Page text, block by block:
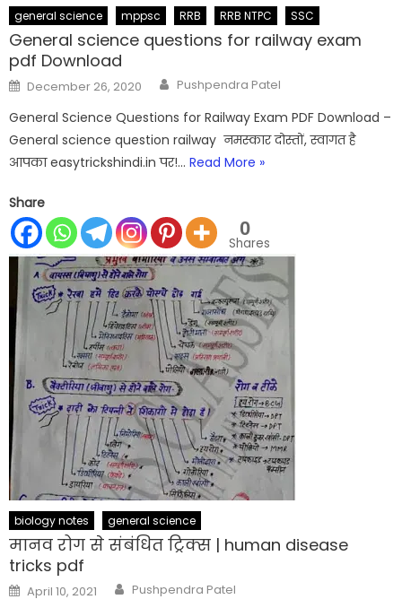
general science mppsc RRB RRB NTPC SSC
General science questions for railway exam
pdf Download
Posted
on
December 26, 2020 Author
Pushpendra Patel
General Science Questions for Railway Exam PDF Download –
General science question railway नमस्कार दोस्तों, स्वागत है
आपका easytrickshindi.in पर!…Read More »
Share
0
Shares
biology notes general science
मानव रोग से संबंधित ट्रिक्स | human disease
tricks pdf
Posted
on
April 10, 2021 Author
Pushpendra Patel